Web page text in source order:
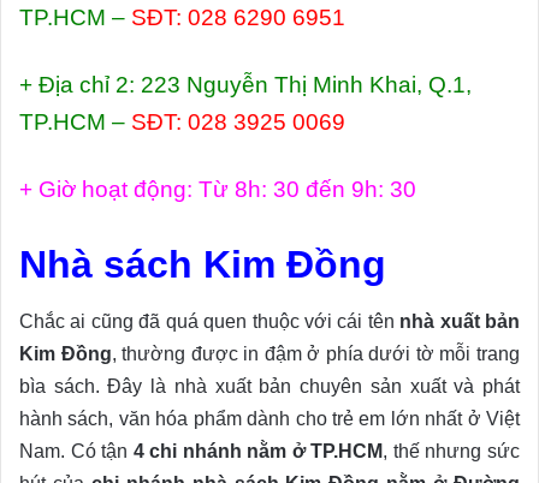
TP.HCM – SĐT: 028 6290 6951
+ Địa chỉ 2: 223 Nguyễn Thị Minh Khai, Q.1,
TP.HCM – SĐT: 028 3925 0069
+ Giờ hoạt động: Từ 8h: 30 đến 9h: 30
Nhà sách Kim Đồng
Chắc ai cũng đã quá quen thuộc với cái tên nhà xuất bản
Kim Đồng, thường được in đậm ở phía dưới tờ mỗi trang
bìa sách. Đây là nhà xuất bản chuyên sản xuất và phát
hành sách, văn hóa phẩm dành cho trẻ em lớn nhất ở Việt
Nam. Có tận 4 chi nhánh nằm ở TP.HCM, thế nhưng sức